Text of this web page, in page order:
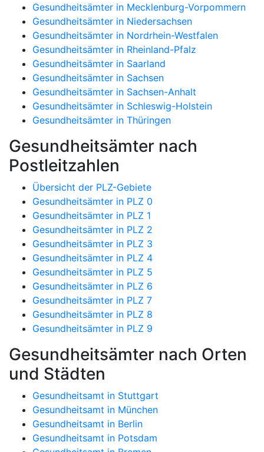
Gesundheitsämter in Mecklenburg-Vorpommern
Gesundheitsämter in Niedersachsen
Gesundheitsämter in Nordrhein-Westfalen
Gesundheitsämter in Rheinland-Pfalz
Gesundheitsämter in Saarland
Gesundheitsämter in Sachsen
Gesundheitsämter in Sachsen-Anhalt
Gesundheitsämter in Schleswig-Holstein
Gesundheitsämter in Thüringen
Gesundheitsämter nach
Postleitzahlen
Übersicht der PLZ-Gebiete
Gesundheitsämter in PLZ 0
Gesundheitsämter in PLZ 1
Gesundheitsämter in PLZ 2
Gesundheitsämter in PLZ 3
Gesundheitsämter in PLZ 4
Gesundheitsämter in PLZ 5
Gesundheitsämter in PLZ 6
Gesundheitsämter in PLZ 7
Gesundheitsämter in PLZ 8
Gesundheitsämter in PLZ 9
Gesundheitsämter nach Orten
und Städten
Gesundheitsamt in Stuttgart
Gesundheitsamt in München
Gesundheitsamt in Berlin
Gesundheitsamt in Potsdam